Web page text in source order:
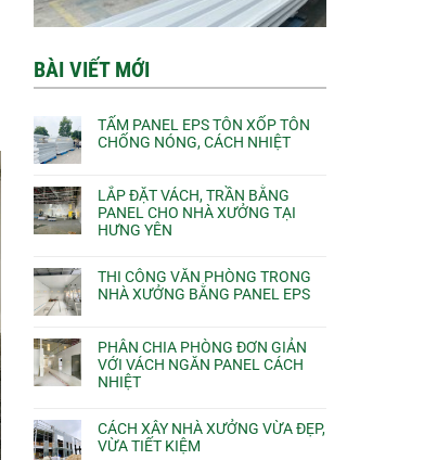
BÀI VIẾT MỚI
TẤM PANEL EPS TÔN XỐP TÔN
CHỐNG NÓNG, CÁCH NHIỆT
LẮP ĐẶT VÁCH, TRẦN BẰNG
PANEL CHO NHÀ XƯỞNG TẠI
HƯNG YÊN
THI CÔNG VĂN PHÒNG TRONG
NHÀ XƯỞNG BẰNG PANEL EPS
PHÂN CHIA PHÒNG ĐƠN GIẢN
VỚI VÁCH NGĂN PANEL CÁCH
NHIỆT
CÁCH XÂY NHÀ XƯỞNG VỪA ĐẸP,
VỪA TIẾT KIỆM